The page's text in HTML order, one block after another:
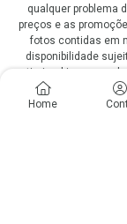
Home
qualquer problema
preços e as
fotos contidas em
disponibilidade
antimicrobianos
344 - 01/02/1999 -
de Vendas e